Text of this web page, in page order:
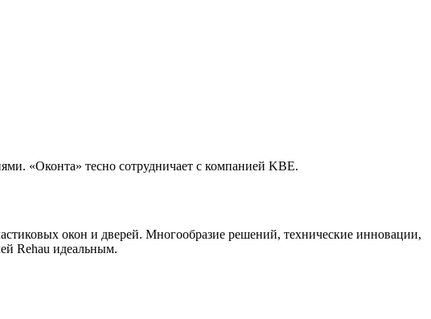
«Оконта» тесно сотрудничает с компанией KBE.
окон и дверей. Многообразие решений, технические инновации,
Rehau идеальным.